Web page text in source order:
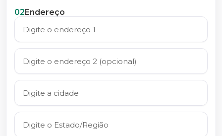
02Endereço